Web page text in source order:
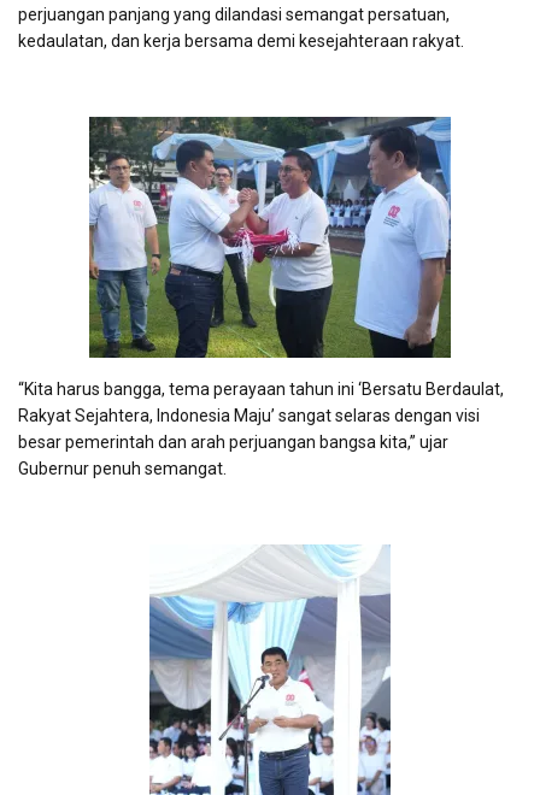
perjuangan panjang yang dilandasi semangat persatuan,
kedaulatan, dan kerja bersama demi kesejahteraan rakyat.
“Kita harus bangga, tema perayaan tahun ini ‘Bersatu Berdaulat,
Rakyat Sejahtera, Indonesia Maju’ sangat selaras dengan visi
besar pemerintah dan arah perjuangan bangsa kita,” ujar
Gubernur penuh semangat.